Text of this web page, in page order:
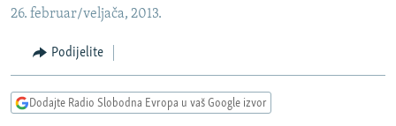
na
navigaciju
Pređite
na
KOSOVO
CRNA GORA
VIDEO
PODCASTI
26. februar/veljača, 2013.
Podijelite
Dodajte Radio Slobodna Evropa u vaš Google izvor